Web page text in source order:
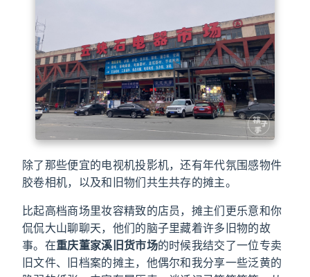
除了那些便宜的电视机投影机，还有年代氛围感物件
胶卷相机，以及和旧物们共生共存的摊主。
比起高档商场里妆容精致的店员，摊主们更乐意和你
侃侃大山聊聊天，他们的脑子里藏着许多旧物的故
事。在重庆董家溪旧货市场的时候我结交了一位专卖
旧文件、旧档案的摊主，他偶尔和我分享一些泛黄的